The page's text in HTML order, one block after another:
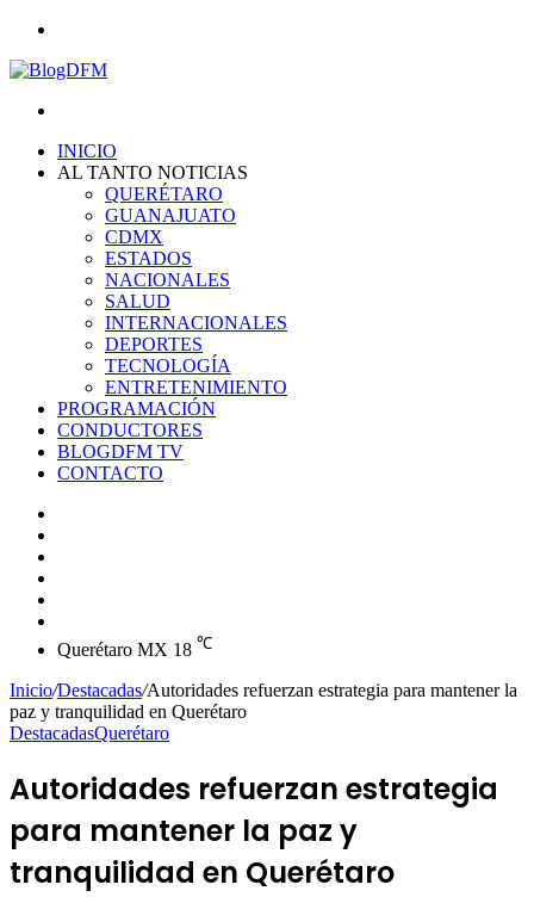
INICIO
AL TANTO NOTICIAS
QUERÉTARO
GUANAJUATO
CDMX
ESTADOS
NACIONALES
SALUD
INTERNACIONALES
DEPORTES
TECNOLOGÍA
ENTRETENIMIENTO
PROGRAMACIÓN
CONDUCTORES
BLOGDFM TV
CONTACTO
Querétaro MX 18 ℃
Inicio/Destacadas/Autoridades refuerzan estrategia para mantener la
paz y tranquilidad en Querétaro
DestacadasQuerétaro
Autoridades refuerzan estrategia
para mantener la paz y
tranquilidad en Querétaro